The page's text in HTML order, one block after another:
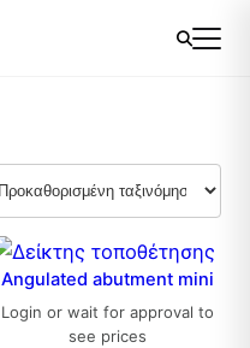
Angulated abutment mini
Login or wait for approval to
see prices